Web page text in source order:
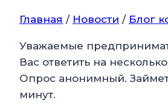
Главная / Новости / Блог
Уважаемые
Вас ответить на
Опрос анонимный.
минут.